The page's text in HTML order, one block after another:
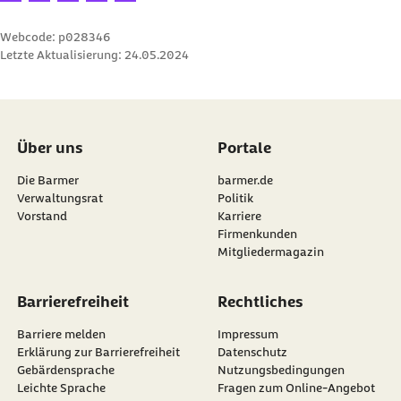
Webcode: p028346
Letzte Aktualisierung: 24.05.2024
Über uns
Die Barmer
Verwaltungsrat
Vorstand
Portale
barmer.de
Politik
Karriere
Firmenkunden
Mitgliedermagazin
Barrierefreiheit
Barriere melden
Erklärung zur Barrierefreiheit
Gebärdensprache
Leichte Sprache
Rechtliches
Impressum
Datenschutz
Nutzungsbedingungen
Fragen zum Online-Angebot